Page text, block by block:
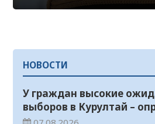
НОВОСТИ
У граждан высокие
выборов в Курултай –
общественного мнения